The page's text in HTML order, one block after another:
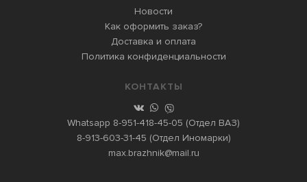
Новости
Как оформить заказ?
Доставка и оплата
Политика конфиденциальности
КОНТАКТЫ
Whatsapp 8-951-418-45-05 (Отдел ВАЗ)
8-913-603-31-45 (Отдел Иномарки)
max.brazhnik@mail.ru